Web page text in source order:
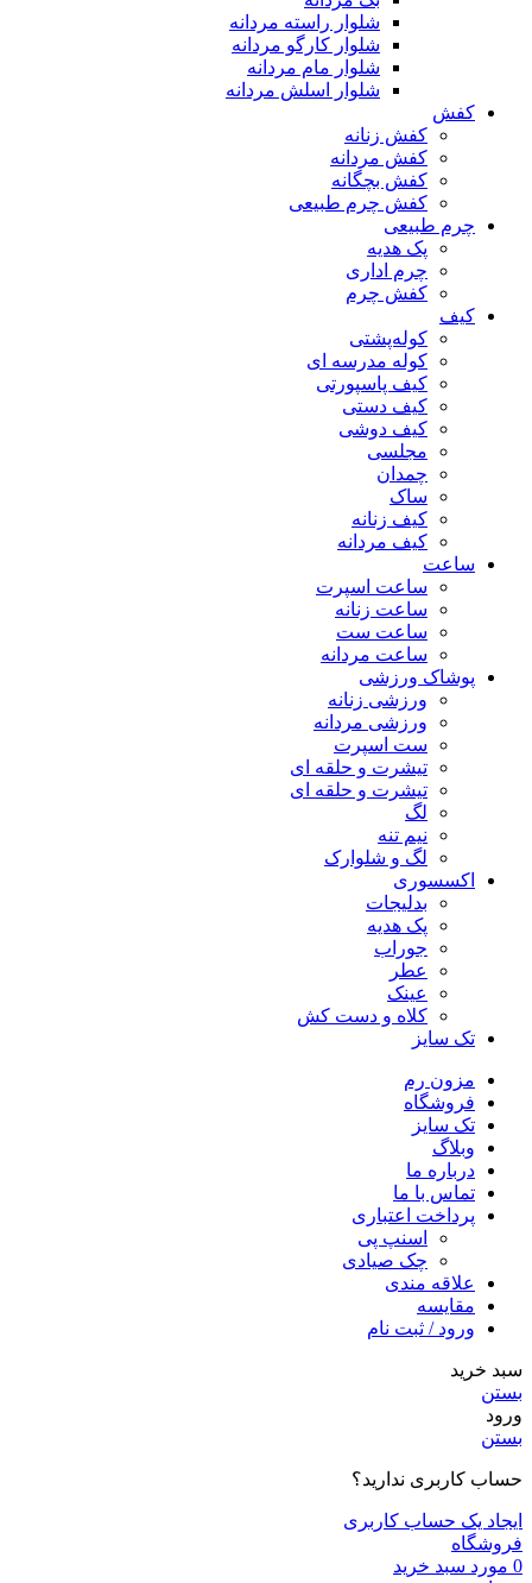
شلوار راسته مردانه
شلوار کارگو مردانه
شلوار مام مردانه
شلوار اسلش مردانه
کفش
کفش زنانه
کفش مردانه
کفش بچگانه
کفش چرم طبیعی
چرم طبیعی
پک هدیه
چرم اداری
کفش چرم
کیف
کوله‌پشتی
کوله مدرسه ای
کیف پاسپورتی
کیف دستی
کیف دوشی
مجلسی
چمدان
ساک
کیف زنانه
کیف مردانه
ساعت
ساعت اسپرت
ساعت زنانه
ساعت ست
ساعت مردانه
پوشاک ورزشی
ورزشی زنانه
ورزشی مردانه
ست اسپرت
تیشرت و حلقه ای
تیشرت و حلقه ای
لگ
نیم تنه
لگ و شلوارک
اکسسوری
بدلیجات
پک هدیه
جوراب
عطر
عینک
کلاه و دست کش
تک سایز
مزون رم
فروشگاه
تک سایز
وبلاگ
درباره ما
تماس با ما
پرداخت اعتباری
اسنپ پی
چک صیادی
علاقه مندی
مقايسه
ورود / ثبت نام
سبد خرید
بستن
ورود
بستن
حساب کاربری ندارید؟
ایجاد یک حساب کاربری
فروشگاه
0 مورد سبد خرید